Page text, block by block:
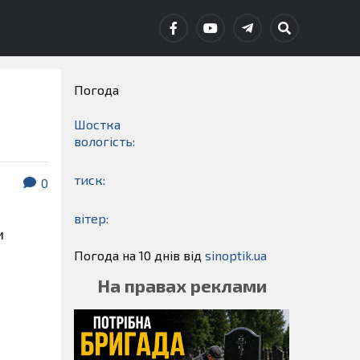
0
Погода
Шостка
вологість:
тиск:
вітер:
Погода на 10 днів від sinoptik.ua
На правах реклами